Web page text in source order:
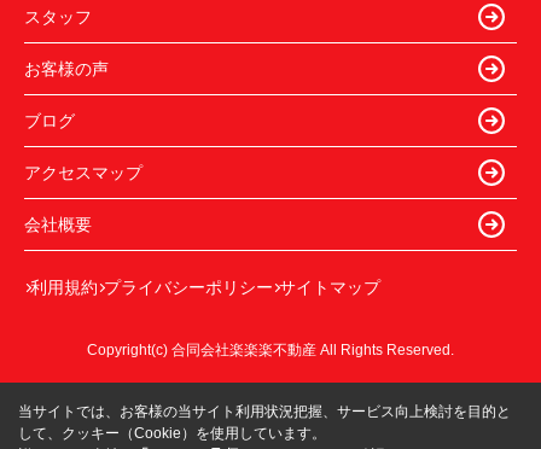
スタッフ
お客様の声
ブログ
アクセスマップ
会社概要
利用規約 プライバシーポリシー サイトマップ
Copyright(c) 合同会社楽楽楽不動産 All Rights Reserved.
当サイトでは、お客様の当サイト利用状況把握、サービス向上検討を目的と
して、クッキー（Cookie）を使用しています。